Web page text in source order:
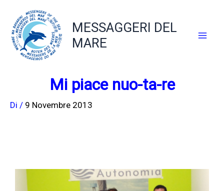
contenuto
MESSAGGERI DEL
MARE
Mi piace nuo-ta-re
Di / 9 Novembre 2013